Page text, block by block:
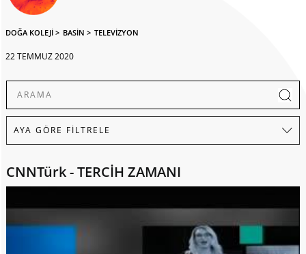
DOĞA KOLEJİ > BASİN > TELEVİZYON
22 TEMMUZ 2020
CNNTürk - TERCİH ZAMANI